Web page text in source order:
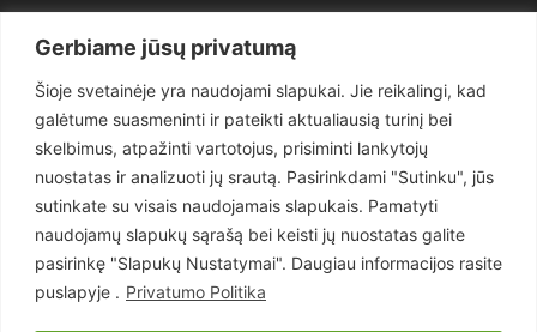
Gerbiame jūsų privatumą
Šioje svetainėje yra naudojami slapukai. Jie reikalingi, kad
galėtume suasmeninti ir pateikti aktualiausią turinį bei
skelbimus, atpažinti vartotojus, prisiminti lankytojų
nuostatas ir analizuoti jų srautą. Pasirinkdami "Sutinku", jūs
sutinkate su visais naudojamais slapukais. Pamatyti
naudojamų slapukų sąrašą bei keisti jų nuostatas galite
pasirinkę "Slapukų Nustatymai". Daugiau informacijos rasite
puslapyje . Privatumo Politika
Teisėsauga
1497
Aktualu
Lietuva
619
Pasaulis
Статьи на русском
Articles in english